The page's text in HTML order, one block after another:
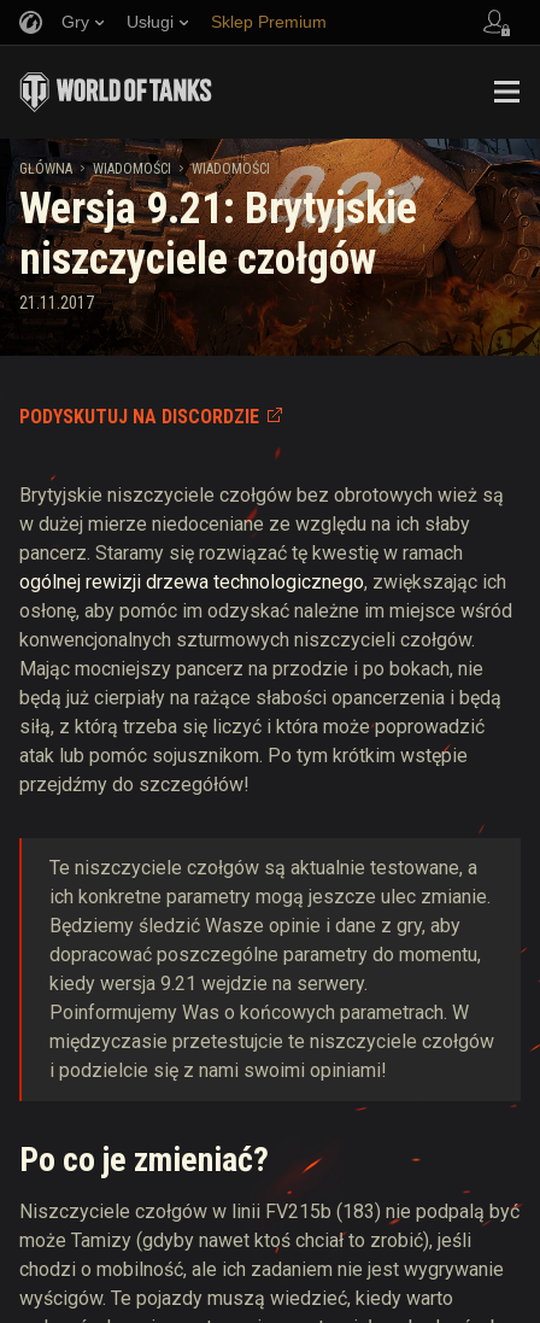
Gry Usługi Sklep Premium
Muzyka
Zasady fair play
Wargaming.net Game Center
Przewodnik po Twitch Drops
Zwerbuj znajomego
Discord
Centrum modów
Media
GŁÓWNA WIADOMOŚCI WIADOMOŚCI
Wersja 9.21: Brytyjskie
niszczyciele czołgów
21.11.2017
PODYSKUTUJ NA DISCORDZIE
Brytyjskie niszczyciele czołgów bez obrotowych wież są
w dużej mierze niedoceniane ze względu na ich słaby
pancerz. Staramy się rozwiązać tę kwestię w ramach
ogólnej rewizji drzewa technologicznego, zwiększając ich
osłonę, aby pomóc im odzyskać należne im miejsce wśród
konwencjonalnych szturmowych niszczycieli czołgów.
Mając mocniejszy pancerz na przodzie i po bokach, nie
będą już cierpiały na rażące słabości opancerzenia i będą
siłą, z którą trzeba się liczyć i która może poprowadzić
atak lub pomóc sojusznikom. Po tym krótkim wstępie
przejdźmy do szczegółów!
Te niszczyciele czołgów są aktualnie testowane, a
ich konkretne parametry mogą jeszcze ulec zmianie.
Będziemy śledzić Wasze opinie i dane z gry, aby
dopracować poszczególne parametry do momentu,
kiedy wersja 9.21 wejdzie na serwery.
Poinformujemy Was o końcowych parametrach. W
międzyczasie przetestujcie te niszczyciele czołgów
i podzielcie się z nami swoimi opiniami!
Po co je zmieniać?
Niszczyciele czołgów w linii FV215b (183) nie podpalą być
może Tamizy (gdyby nawet ktoś chciał to zrobić), jeśli
chodzi o mobilność, ale ich zadaniem nie jest wygrywanie
wyścigów. Te pojazdy muszą wiedzieć, kiedy warto